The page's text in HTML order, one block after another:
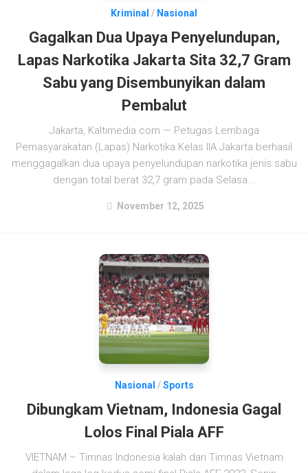
Kriminal / Nasional
Gagalkan Dua Upaya Penyelundupan,
Lapas Narkotika Jakarta Sita 32,7 Gram
Sabu yang Disembunyikan dalam
Pembalut
Jakarta, Kaltimedia.com — Petugas Lembaga
Pemasyarakatan (Lapas) Narkotika Kelas IIA Jakarta berhasil
menggagalkan dua upaya penyelundupan narkotika jenis sabu
dengan total berat 32,7 gram pada Selasa...
November 12, 2025
Nasional /Sports
Dibungkam Vietnam, Indonesia Gagal
Lolos Final Piala AFF
VIETNAM – Timnas Indonesia kalah dari Timnas Vietnam